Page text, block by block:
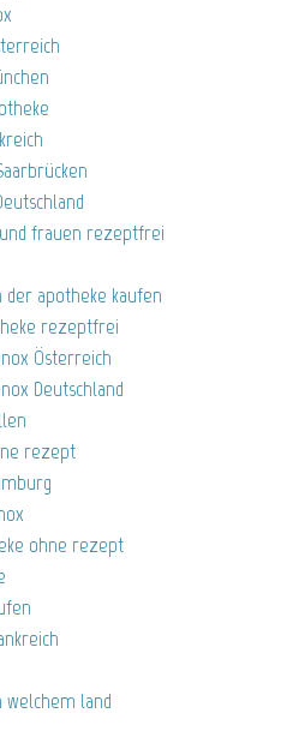
frauen rezeptfrei
apotheke kaufen
rezeptfrei
Österreich
Deutschland
rezept
ohne rezept
land